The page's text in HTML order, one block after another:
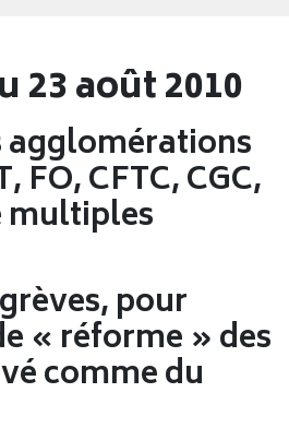
23 août 2010
agglomérations
FO, CFTC, CGC,
multiples
pour
« réforme » des
comme du